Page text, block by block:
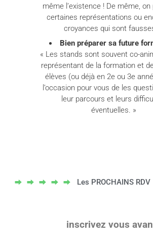
même l’existence ! De même,
certaines représentations ou
croyances qui sont
Bien préparer sa future
« Les stands sont souvent co-
représentant de la formation et
élèves (ou déjà en 2e ou 3e
l’occasion pour vous de les
leur parcours et leurs
éventuelles. »
Les PROCHAINS RDV
inscrivez vous